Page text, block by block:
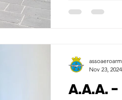
A.A.A.
Nov 23, 2024